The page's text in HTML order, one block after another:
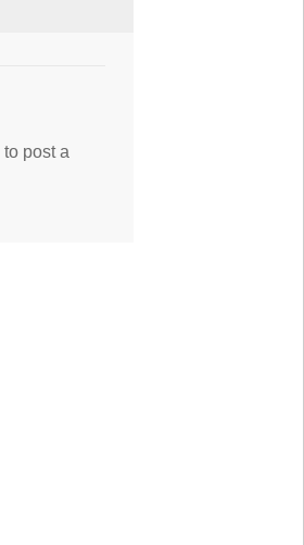
to post a